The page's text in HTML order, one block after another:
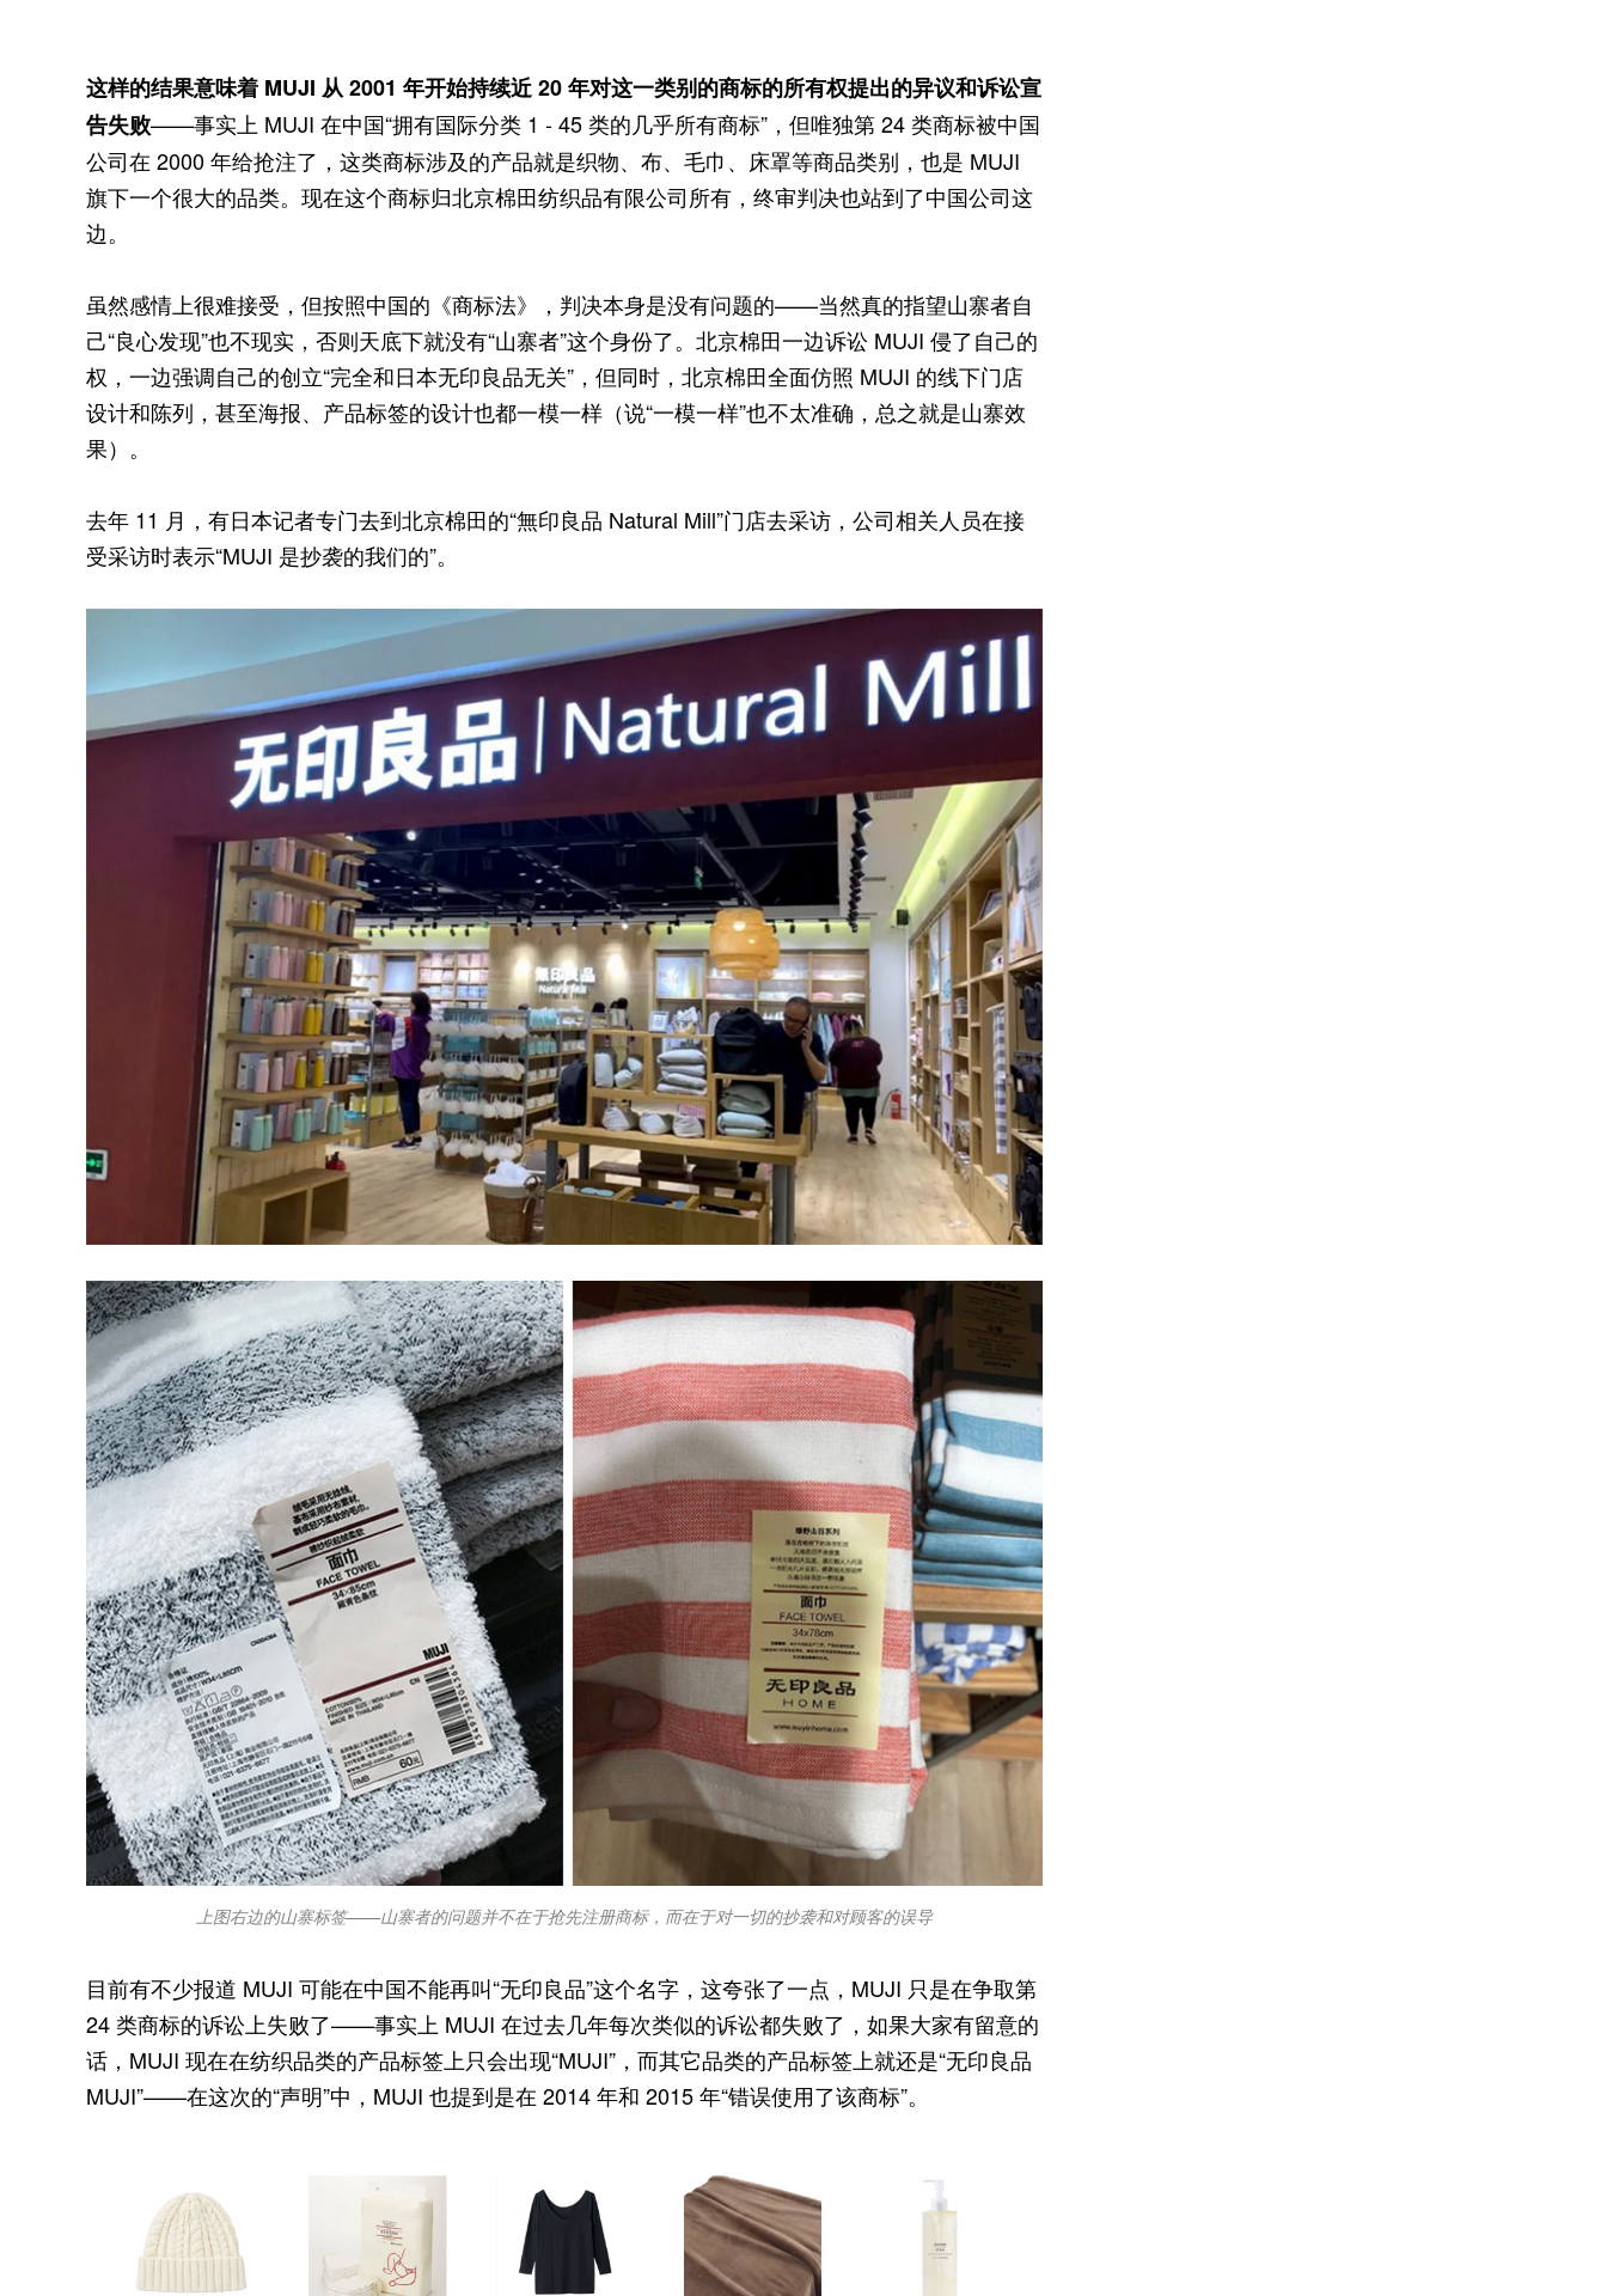
这样的结果意味着 MUJI 从 2001 年开始持续近 20 年对这一类别的商标的所有权提出的异议和诉讼宣
告失败——事实上 MUJI 在中国“拥有国际分类 1 - 45 类的几乎所有商标”，但唯独第 24 类商标被中国
公司在 2000 年给抢注了，这类商标涉及的产品就是织物、布、毛巾、床罩等商品类别，也是 MUJI
旗下一个很大的品类。现在这个商标归北京棉田纺织品有限公司所有，终审判决也站到了中国公司这
边。
虽然感情上很难接受，但按照中国的《商标法》，判决本身是没有问题的——当然真的指望山寨者自
己“良心发现”也不现实，否则天底下就没有“山寨者”这个身份了。北京棉田一边诉讼 MUJI 侵了自己的
权，一边强调自己的创立“完全和日本无印良品无关”，但同时，北京棉田全面仿照 MUJI 的线下门店
设计和陈列，甚至海报、产品标签的设计也都一模一样（说“一模一样”也不太准确，总之就是山寨效
果）。
去年 11 月，有日本记者专门去到北京棉田的“無印良品 Natural Mill”门店去采访，公司相关人员在接
受采访时表示“MUJI 是抄袭的我们的”。
上图右边的山寨标签——山寨者的问题并不在于抢先注册商标，而在于对一切的抄袭和对顾客的误导
目前有不少报道 MUJI 可能在中国不能再叫“无印良品”这个名字，这夸张了一点，MUJI 只是在争取第
24 类商标的诉讼上失败了——事实上 MUJI 在过去几年每次类似的诉讼都失败了，如果大家有留意的
话，MUJI 现在在纺织品类的产品标签上只会出现“MUJI”，而其它品类的产品标签上就还是“无印良品
MUJI”——在这次的“声明”中，MUJI 也提到是在 2014 年和 2015 年“错误使用了该商标”。